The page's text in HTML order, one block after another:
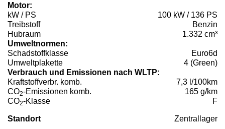
Motor:
kW / PS
100 kW / 136 PS
Treibstoff
Benzin
Hubraum
1.332 cm³
Umweltnormen:
Schadstoffklasse
Euro6d
Umweltplakette
4 (Green)
Verbrauch und Emissionen nach WLTP:
Kraftstoffverbr. komb.
7,3 l/100km
CO2-Emissionen komb.
165 g/km
CO2-Klasse F
Standort Zentrallager